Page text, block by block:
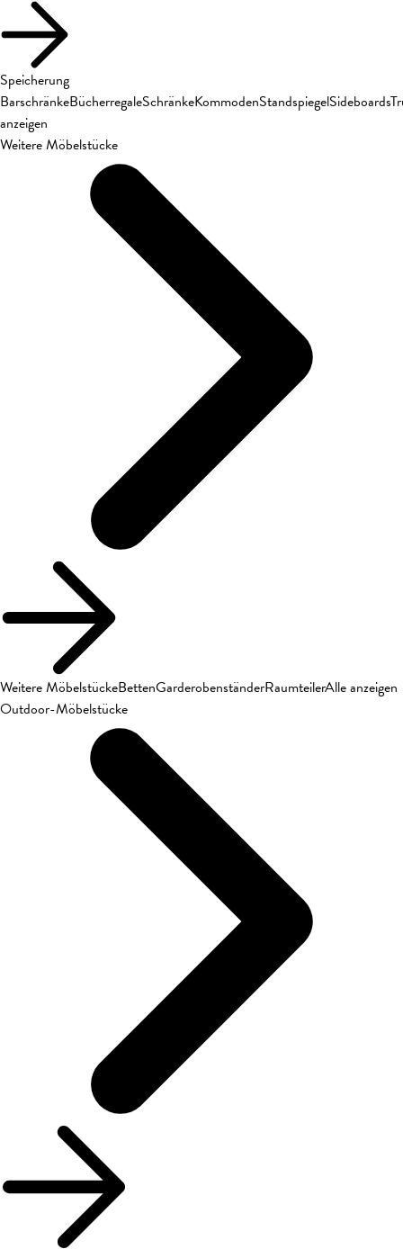
Speicherung
BarschränkeBücherregaleSchränkeKommodenStandspiegelSideboards
anzeigen
Weitere Möbelstücke
Weitere MöbelstückeBettenGarderobenständerRaumteilerAlle anzeigen
Outdoor-Möbelstücke